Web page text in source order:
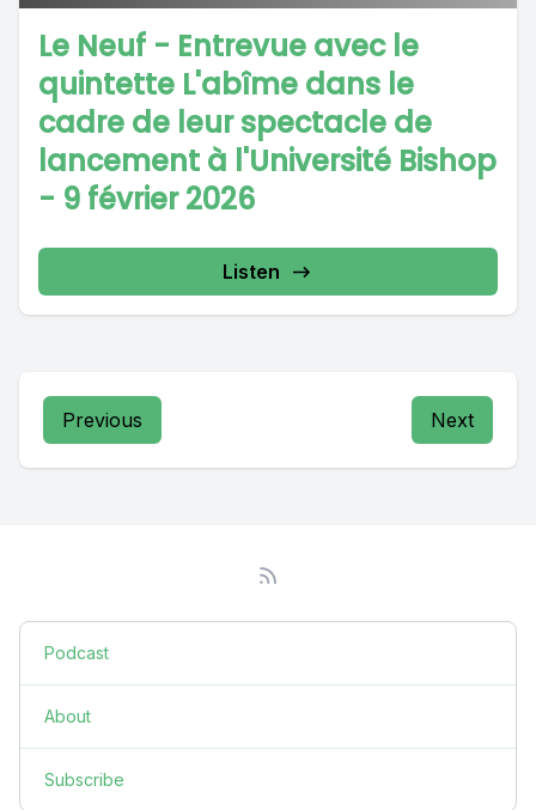
Le Neuf - Entrevue avec le
quintette L'abîme dans le
cadre de leur spectacle de
lancement à l'Université Bishop
- 9 février 2026
Listen
Previous Next
Podcast
About
Subscribe